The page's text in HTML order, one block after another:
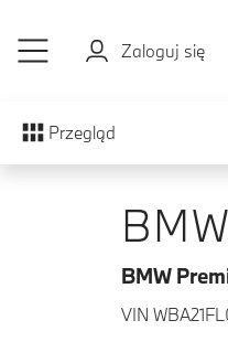
Zaloguj się
Przegląd
BMW
VIN